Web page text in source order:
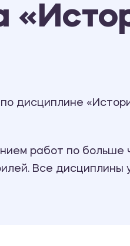
дисциплине
работ по больше
Все